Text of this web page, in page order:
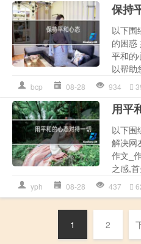
保持
以下围
的困惑
平和的
以帮助
bcp 08-28 934
用平
以下围
解决网
作文_
之感,
yph 08-28 437
1 2